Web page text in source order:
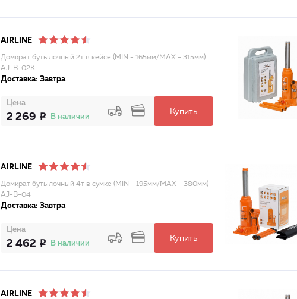
AIRLINE
Домкрат бутылочный 2т в кейсе (MIN - 165мм/MAX - 315мм)
AJ-B-02K
Доставка: Завтра
Цена
2 269 В наличии
Купить
AIRLINE
Домкрат бутылочный 4т в сумке (MIN - 195мм/MAX - 380мм)
AJ-B-04
Доставка: Завтра
Цена
2 462 В наличии
Купить
AIRLINE